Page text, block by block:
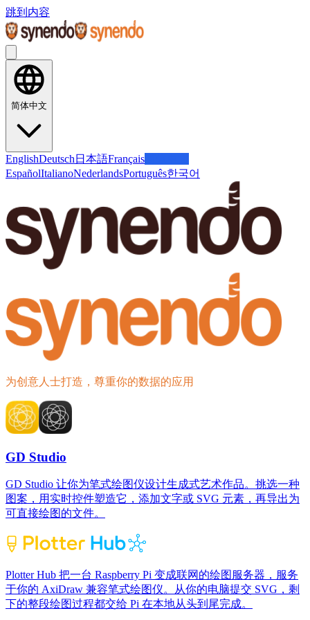
跳到内容
简体中文
EnglishDeutsch 日本語Français
EspañolItalianoNederlandsPortuguês한국어
为创意人士打造，尊重你的数据的应用
GD Studio
GD Studio 让你为笔式绘图仪设计生成式艺术作品。挑选一种
图案，用实时控件塑造它，添加文字或 SVG 元素，再导出为
可直接绘图的文件。
Plotter Hub 把一台 Raspberry Pi 变成联网的绘图服务器，服务
于你的 AxiDraw 兼容笔式绘图仪。从你的电脑提交 SVG，剩
下的整段绘图过程都交给 Pi 在本地从头到尾完成。